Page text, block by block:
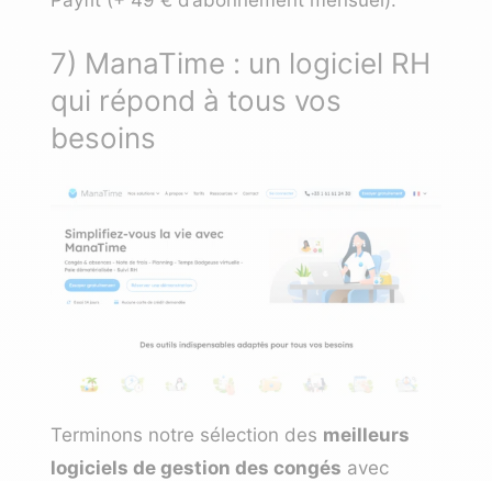
7) ManaTime : un logiciel RH
qui répond à tous vos
besoins
Terminons notre sélection des meilleurs
logiciels de gestion des congés avec